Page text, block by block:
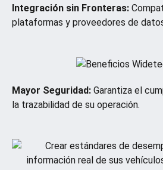
Integración sin Fronteras:
plataformas y proveedores de
Mayor Seguridad: Garantiza el
la trazabilidad de su operación.